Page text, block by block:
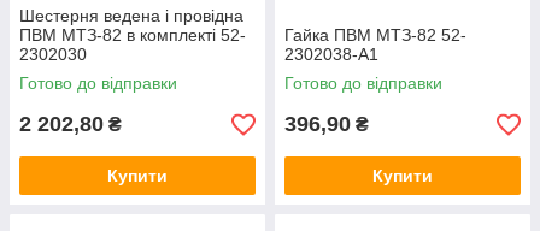
Шестерня ведена і провідна
ПВМ МТЗ-82 в комплекті 52-
2302030
Готово до відправки
2 202,80 ₴
Купити
Гайка ПВМ МТЗ-82 52-
2302038-А1
Готово до відправки
396,90 ₴
Купити